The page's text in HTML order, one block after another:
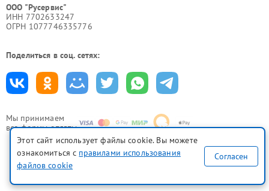
Мы принимаем
все формы оплаты
ООО "Русервис"
ИНН 7702633247
ОГРН 1077746335776
Поделиться в соц. сетях:
Этот сайт использует файлы cookie. Вы можете
ознакомиться с правилами использования
файлов cookie
Согласен